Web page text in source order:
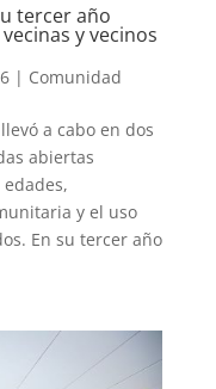
tercer año
y vecinos
| Comunidad
a cabo en dos
abiertas
y el uso
En su tercer año